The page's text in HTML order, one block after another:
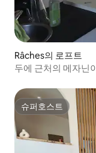
Râches의 로프트
두에 근처의 메자닌
슈퍼호스트
슈퍼호스트